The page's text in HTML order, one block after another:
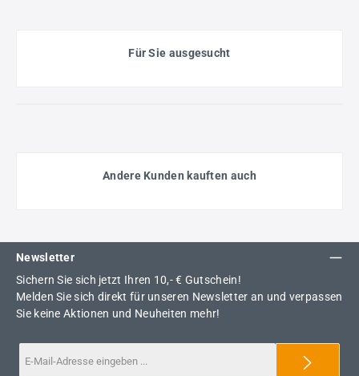
Für Sie ausgesucht
Andere Kunden kauften auch
Newsletter
Sichern Sie sich jetzt Ihren 10,- € Gutschein!
Melden Sie sich direkt für unseren Newsletter an und verpassen
Sie keine Aktionen und Neuheiten mehr!